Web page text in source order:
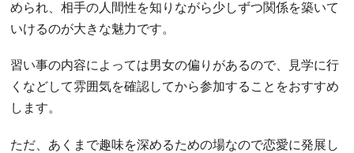
められ、相手の人間性を知りながら少しずつ関係を築いて
いけるのが大きな魅力です。
習い事の内容によっては男女の偏りがあるので、見学に行
くなどして雰囲気を確認してから参加することをおすすめ
します。
ただ、あくまで趣味を深めるための場なので恋愛に発展し